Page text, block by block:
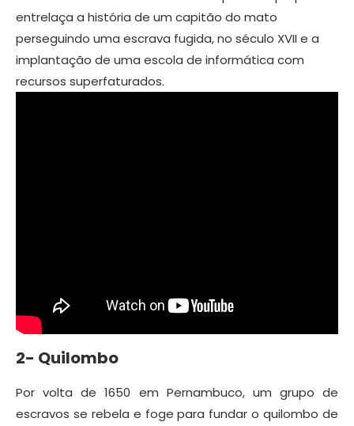
entrelaça a história de um capitão do mato
perseguindo uma escrava fugida, no século XVII e a
implantação de uma escola de informática com
recursos superfaturados.
2- Quilombo
Por volta de 1650 em Pernambuco, um grupo de
escravos se rebela e foge para fundar o quilombo de